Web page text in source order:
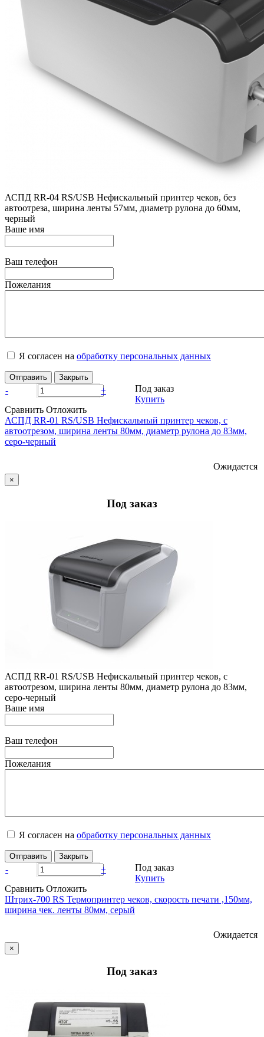
АСПД RR-04 RS/USB Нефискальный принтер чеков, без
автоотреза, ширина ленты 57мм, диаметр рулона до 60мм,
черный
Ваше имя
Ваш телефон
Пожелания
Я согласен на обработку персональных данных
Отправить Закрыть
- +
Под заказ
Купить
Сравнить Отложить
АСПД RR-01 RS/USB Нефискальный принтер чеков, с
автоотрезом, ширина ленты 80мм, диаметр рулона до 83мм,
серо-черный
Ожидается
×
Под заказ
АСПД RR-01 RS/USB Нефискальный принтер чеков, с
автоотрезом, ширина ленты 80мм, диаметр рулона до 83мм,
серо-черный
Ваше имя
Ваш телефон
Пожелания
Я согласен на обработку персональных данных
Отправить Закрыть
- +
Под заказ
Купить
Сравнить Отложить
Штрих-700 RS Термопринтер чеков, скорость печати ,150мм,
ширина чек. ленты 80мм, серый
Ожидается
×
Под заказ